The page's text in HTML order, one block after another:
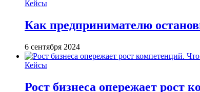
Кейсы
Как предпринимателю
6 сентября 2024
Кейсы
Рост бизнеса опережает рост